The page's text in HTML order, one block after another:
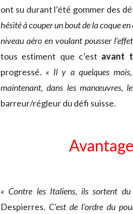
ont su durant l’été gommer des
hésité à couper un bout de la coque
niveau aéro en voulant pousser
tous estiment que c’est avant
progressé. « Il y a quelques
maintenant, dans les manœuvres,
barreur/régleur du défi suisse.
« Contre les Italiens, ils sortent
Despierres. C’est de l’ordre du